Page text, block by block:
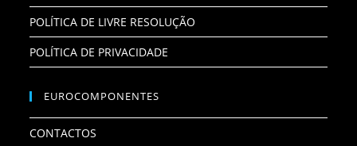
POLÍTICA DE LIVRE RESOLUÇÃO
POLÍTICA DE PRIVACIDADE
EUROCOMPONENTES
CONTACTOS